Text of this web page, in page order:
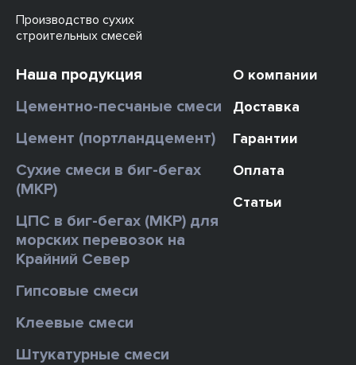
Производство сухих
строительных смесей
Наша продукция
Цементно-песчаные смеси
Цемент (портландцемент)
Сухие смеси в биг-бегах
(МКР)
ЦПС в биг-бегах (МКР) для
морских перевозок на
Крайний Север
Гипсовые смеси
Клеевые смеси
Штукатурные смеси
О компании
Доставка
Гарантии
Оплата
Статьи